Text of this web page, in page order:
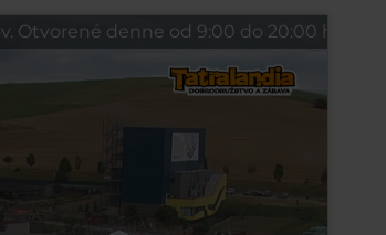
denne od 9:00 do 20:00 hod.